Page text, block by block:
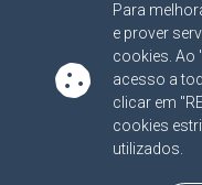
Para
e prover
cookies. Ao
acesso a
clicar em
cookies
utilizados.
INTERESSADO(S):ARI
ADVOGADO(S): NÃO HÁ
OBSERVAÇÃO:
ORD. T.P. DO DIA 09/